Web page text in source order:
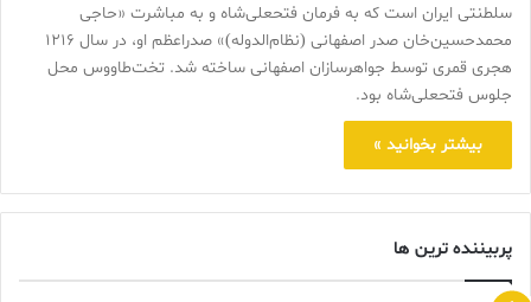
سلطنتی ایران است که به فرمان فتحعلی‌شاه و به مباشرت «حاجی
محمدحسین‌خان صدر اصفهانی (نظام‌الدوله)» صدر‌اعظم او، در سال 1216
هجری قمری توسط جواهرسازان اصفهانی ساخته شد. تخت‌طاووس محل
جلوس فتحعلی‌شاه بود.
بیشتر بخوانید »
پربیننده ترین ها